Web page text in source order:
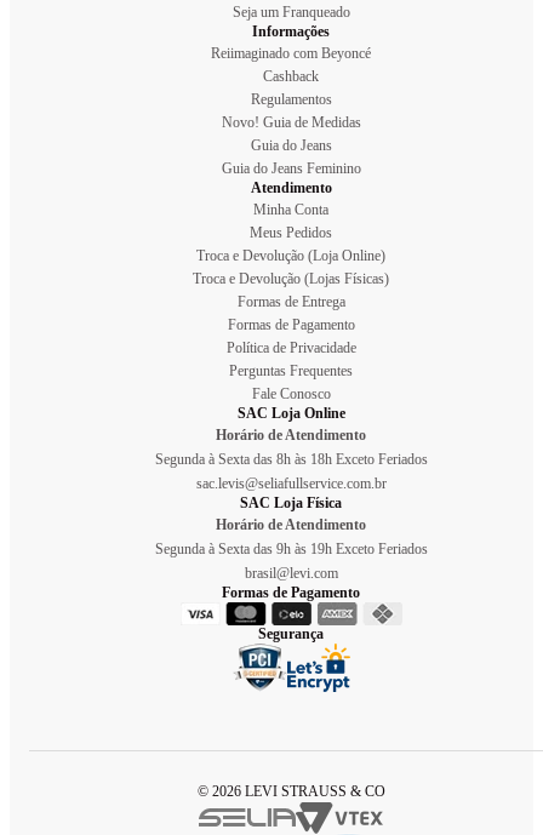
Seja um Franqueado
Informações
Reiimaginado com Beyoncé
Cashback
Regulamentos
Novo! Guia de Medidas
Guia do Jeans
Guia do Jeans Feminino
Atendimento
Minha Conta
Meus Pedidos
Troca e Devolução (Loja Online)
Troca e Devolução (Lojas Físicas)
Formas de Entrega
Formas de Pagamento
Política de Privacidade
Perguntas Frequentes
Fale Conosco
SAC Loja Online
Horário de Atendimento
Segunda à Sexta das 8h às 18h Exceto Feriados
sac.levis@seliafullservice.com.br
SAC Loja Física
Horário de Atendimento
Segunda à Sexta das 9h às 19h Exceto Feriados
brasil@levi.com
Formas de Pagamento
Segurança
© 2026 LEVI STRAUSS & CO